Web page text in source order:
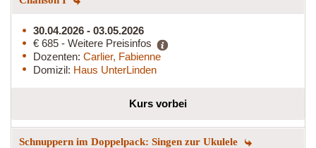
30.04.2026 - 03.05.2026
€ 685 - Weitere Preisinfos
Dozenten: Carlier, Fabienne
Domizil: Haus UnterLinden
Kurs vorbei
Schnuppern im Doppelpack: Singen zur Ukulele